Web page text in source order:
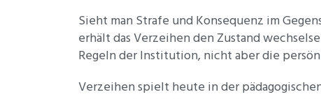
Sieht man Strafe und Konsequenz im
erhält das Verzeihen den Zustand
Regeln der Institution, nicht aber die
Verzeihen spielt heute in der